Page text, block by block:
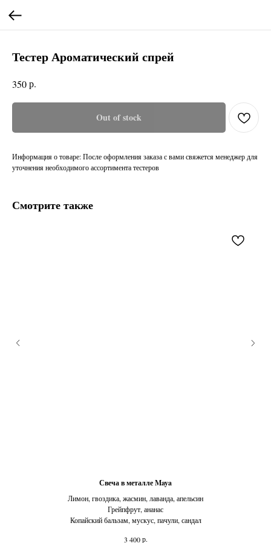
Тестер Ароматический спрей
350р.
Out of stock
Информация о товаре: После оформления заказа с вами свяжется менеджер для
уточнения необходимого ассортимента тестеров
Смотрите также
Свеча в металле Maya
Лимон, гвоздика, жасмин, лаванда, апельсин
Грейпфрут, ананас
Копайский бальзам, мускус, пачули, сандал
3 400 р.